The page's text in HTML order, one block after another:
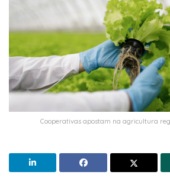
Cooperativas apostam na agricultura